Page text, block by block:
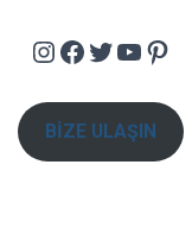
Instagram Facebook Twitter YouTube Pinterest
BİZE ULAŞIN